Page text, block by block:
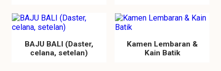
BAJU BALI (Daster,
celana, setelan)
Kamen Lembaran &
Kain Batik